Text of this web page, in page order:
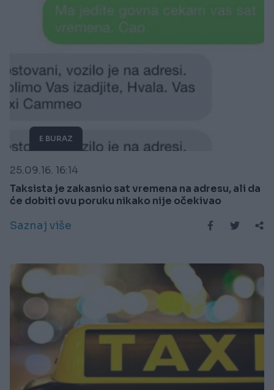
E BURAZ
25.09.16. 16:14
Taksista je zakasnio sat vremena na adresu, ali da
će dobiti ovu poruku nikako nije očekivao
Saznaj više